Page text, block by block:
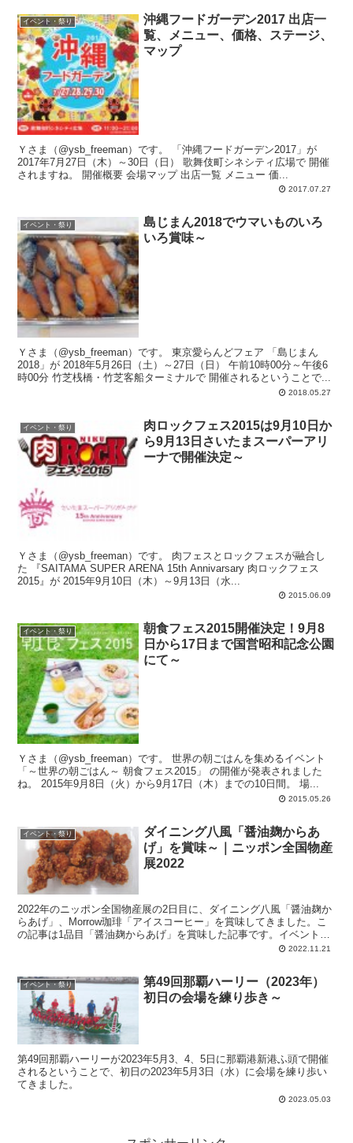
イベント・祭り
沖縄フードガーデン2017 出店一
覧、メニュー、価格、ステージ、
マップ
Ｙさま（@ysb_freeman）です。 「沖縄フードガーデン2017」が
2017年7月27日（木）～30日（日） 歌舞伎町シネシティ広場で 開催
されますね。 開催概要 会場マップ 出店一覧 メニュー 価...
2017.07.27
イベント・祭り
島じまん2018でウマいものいろ
いろ賞味～
Ｙさま（@ysb_freeman）です。 東京愛らんどフェア 「島じまん
2018」が 2018年5月26日（土）～27日（日） 午前10時00分～午後6
時00分 竹芝桟橋・竹芝客船ターミナルで 開催されるということで...
2018.05.27
イベント・祭り
肉ロックフェス2015は9月10日か
ら9月13日さいたまスーパーアリ
ーナで開催決定～
Ｙさま（@ysb_freeman）です。 肉フェスとロックフェスが融合し
た 『SAITAMA SUPER ARENA 15th Annivarsary 肉ロックフェス
2015』が 2015年9月10日（木）～9月13日（水...
2015.06.09
イベント・祭り
朝食フェス2015開催決定！9月8
日から17日まで国営昭和記念公園
にて～
Ｙさま（@ysb_freeman）です。 世界の朝ごはんを集めるイベント
「～世界の朝ごはん～ 朝食フェス2015」 の開催が発表されました
ね。 2015年9月8日（火）から9月17日（木）までの10日間。 場...
2015.05.26
イベント・祭り
ダイニング八風「醤油麹からあ
げ」を賞味～｜ニッポン全国物産
展2022
2022年のニッポン全国物産展の2日目に、ダイニング八風「醤油麹か
らあげ」、Morrow珈琲「アイスコーヒー」を賞味してきました。こ
の記事は1品目「醤油麹からあげ」を賞味した記事です。イベント終
了間際で半額。衣はガリッと固く、中の鶏肉はやわらか～。ほどよい
2022.11.21
イベント・祭り
第49回那覇ハーリー（2023年）
初日の会場を練り歩き～
第49回那覇ハーリーが2023年5月3、4、5日に那覇港新港ふ頭で開催
されるということで、初日の2023年5月3日（水）に会場を練り歩い
てきました。
2023.05.03